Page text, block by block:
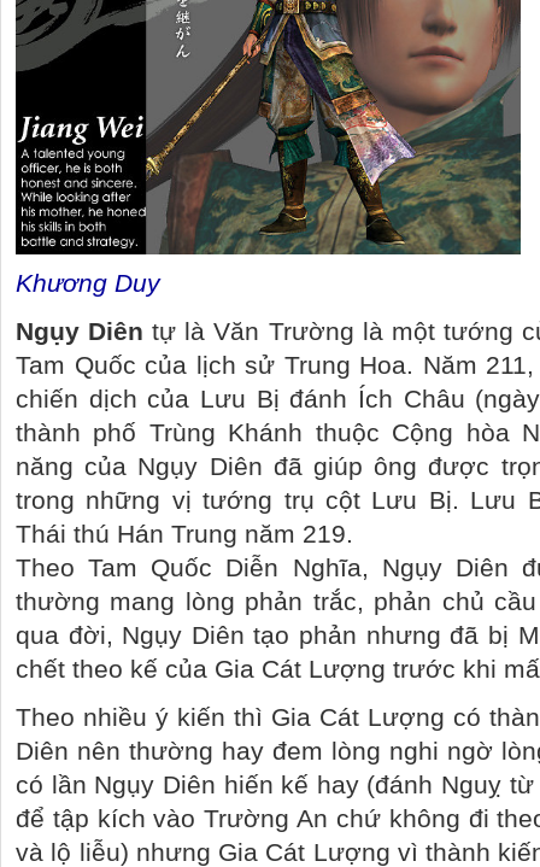
Khương Duy
Ngụy Diên tự là Văn Trường là một tướng
Tam Quốc của lịch sử Trung Hoa. Năm
chiến dịch của Lưu Bị đánh Ích Châu
thành phố Trùng Khánh thuộc Cộng hòa
năng của Ngụy Diên đã giúp ông được
trong những vị tướng trụ cột Lưu Bị. Lưu
Thái thú Hán Trung năm 219.
Theo Tam Quốc Diễn Nghĩa, Ngụy Diên
thường mang lòng phản trắc, phản chủ
qua đời, Ngụy Diên tạo phản nhưng đã bị
chết theo kế của Gia Cát Lượng trước khi
Theo nhiều ý kiến thì Gia Cát Lượng có
Diên nên thường hay đem lòng nghi ngờ
có lần Ngụy Diên hiến kế hay (đánh Nguỵ
để tập kích vào Trường An chứ không đi
và lộ liễu) nhưng Gia Cát Lượng vì thành